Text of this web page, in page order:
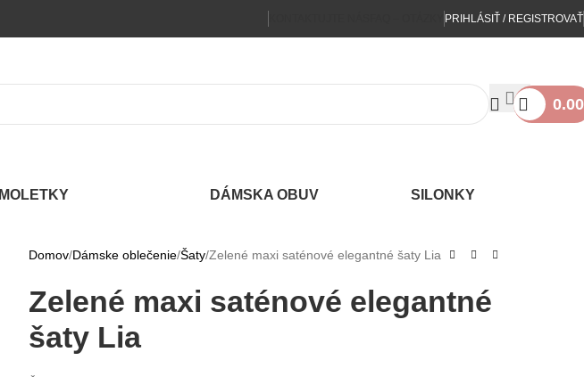
PRIHLÁSIŤ / REGISTROVAŤ
0.00
MOLETKY DÁMSKA OBUV SILONKY
Domov Dámske oblečenie Šaty Zelené maxi saténové elegantné šaty Lia
Zelené maxi saténové elegantné
šaty Lia